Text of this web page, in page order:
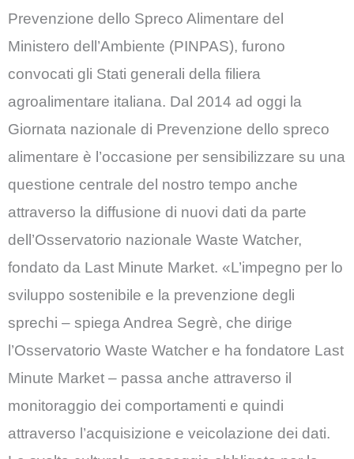
Prevenzione dello Spreco Ali­mentare del
Ministero dell’Ambiente (PINPAS), furono
convocati gli Stati generali della filiera
agroalimentare italiana. Dal 2014 ad oggi la
Giornata nazionale di Prevenzione dello spreco
alimentare è l’oc­casione per sensibilizzare su una
questione centrale del nostro tempo anche
attraverso la diffusione di nuovi dati da parte
dell’Osser­vatorio nazionale Waste Watcher,
fondato da Last Minute Market. «L’impegno per lo
sviluppo sostenibile e la prevenzione degli
sprechi – spiega Andrea Segrè, che dirige
l’Osservatorio Waste Watcher e ha fondatore Last
Minute Market – passa anche attraverso il
monitoraggio dei comportamenti e quindi
attraverso l’acquisizione e veicolazione dei dati.